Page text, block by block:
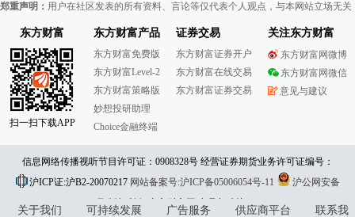
郑重声明： 用户在社区发表的所有资料、言论等仅代表个人观点，与本网站立场无
东方财富
扫一扫下载APP
东方财富产品
东方财富免费版
东方财富Level-2
东方财富策略版
妙想投研助理
Choice金融终端
证券交易
东方财富证券开户
东方财富在线交易
东方财富证券交易
关注东方财富
东方财富网微博
东方财富网微信
意见与建议
信息网络传播视听节目许可证：0908328号 经营证券期货业务许可证编号：
913101046312860336 违法和不良信息举报:021-61278686 举报邮箱：
jubao@eastmoney.com
沪ICP证:沪B2-20070217 网站备案号:沪ICP备05006054号-11
沪公网安备
31010402000120号版权所有:东方财富网意见与建议:4000300059/952500
关于我们 可持续发展 广告服务 供应商平台
联系我